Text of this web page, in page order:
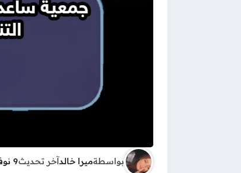
بواسطةميرا خالدآخر تحديث9 نوفمبر 2025 - 5:57ص